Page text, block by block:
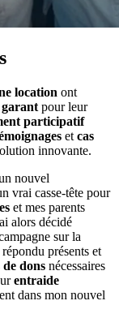
location ont
garant pour leur
participatif
et cas
innovante.
nouvel
vrai casse-tête pour
et mes parents
alors décidé
sur la
présents et
de dons nécessaires
entraide
dans mon nouvel